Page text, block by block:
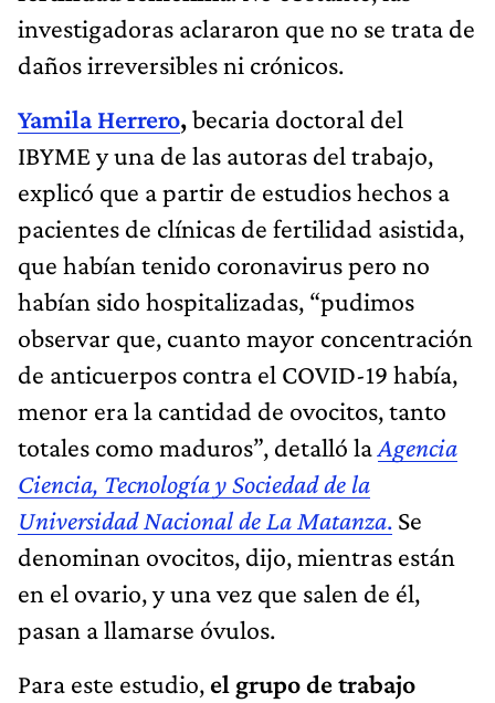
investigadoras aclararon que no se trata de
daños irreversibles ni crónicos.
Yamila Herrero,becaria doctoral del
IBYME y una de las autoras del trabajo,
explicó que a partir de estudios hechos a
pacientes de clínicas de fertilidad asistida,
que habían tenido coronavirus pero no
habían sido hospitalizadas, “pudimos
observar que, cuanto mayor concentración
de anticuerpos contra el COVID-19 había,
menor era la cantidad de ovocitos, tanto
totales como maduros”, detalló laAgencia
Ciencia, Tecnología y Sociedad de la
Universidad Nacional de La Matanza. Se
denominan ovocitos, dijo, mientras están
en el ovario, y una vez que salen de él,
pasan a llamarse óvulos.
Para este estudio, el grupo de trabajo